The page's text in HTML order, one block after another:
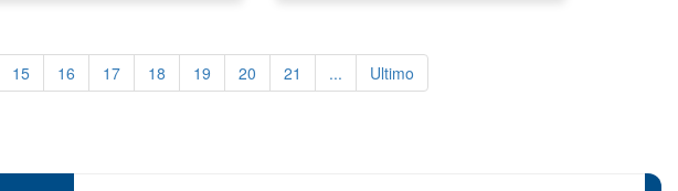
15 16 17 18 19 20 21 ... Ultimo